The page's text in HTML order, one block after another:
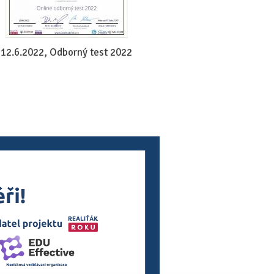
12.6.2022, Odborný test 2022